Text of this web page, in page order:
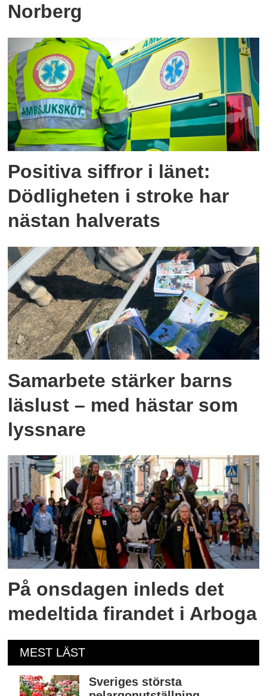
Norberg
Positiva siffror i länet:
Dödligheten i stroke har
nästan halverats
Samarbete stärker barns
läslust – med hästar som
lyssnare
På onsdagen inleds det
medeltida firandet i Arboga
MEST LÄST
Sveriges största